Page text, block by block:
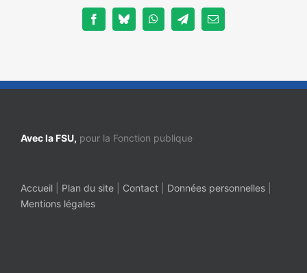
FacebookBlueskyWhatsAppTelegramEmail
Avec la FSU, pour la Fonction publique
Accueil Plan du site Contact Données personnelles
Mentions légales